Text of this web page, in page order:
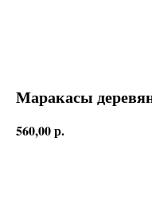
Маракасы
560,00р.